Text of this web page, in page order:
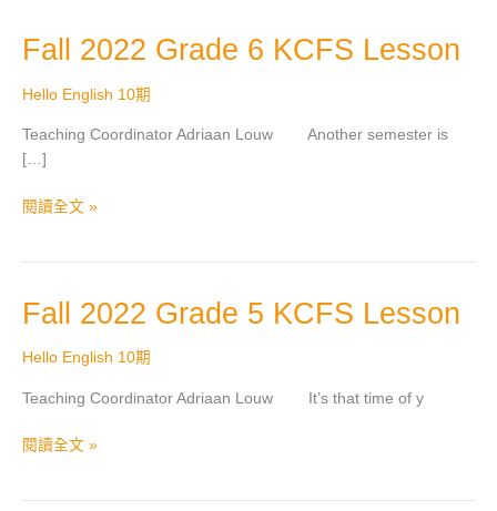
Fall 2022 Grade 6 KCFS Lesson
Hello English 10期
Teaching Coordinator Adriaan Louw Another semester is
[…]
Fall
2022
Grade
KCFS
Lesson
閱讀全文 »
Fall 2022 Grade 5 KCFS Lesson
Hello English 10期
Teaching Coordinator Adriaan Louw It’s that time of y
Fall
2022
Grade
KCFS
閱讀全文 »